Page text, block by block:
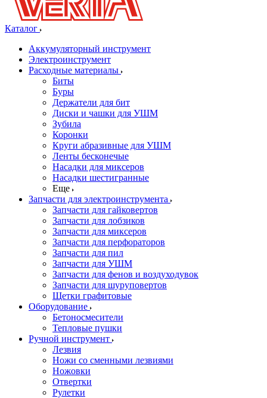
Каталог
Аккумуляторный инструмент
Электроинструмент
Расходные материалы
Биты
Буры
Держатели для бит
Диски и чашки для УШМ
Зубила
Коронки
Круги абразивные для УШМ
Ленты бесконечые
Насадки для миксеров
Насадки шестигранные
Еще
Запчасти для электроинструмента
Запчасти для гайковертов
Запчасти для лобзиков
Запчасти для миксеров
Запчасти для перфораторов
Запчасти для пил
Запчасти для УШМ
Запчасти для фенов и воздуходувок
Запчасти для шуруповертов
Щетки графитовые
Оборудование
Бетоносмесители
Тепловые пушки
Ручной инструмент
Лезвия
Ножи со сменными лезвиями
Ножовки
Отвертки
Рулетки